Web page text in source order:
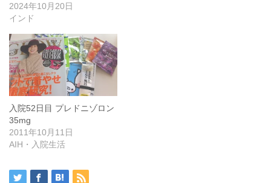
2024年10月20日
インド
入院52日目 プレドニゾロン
35mg
2011年10月11日
AIH・入院生活